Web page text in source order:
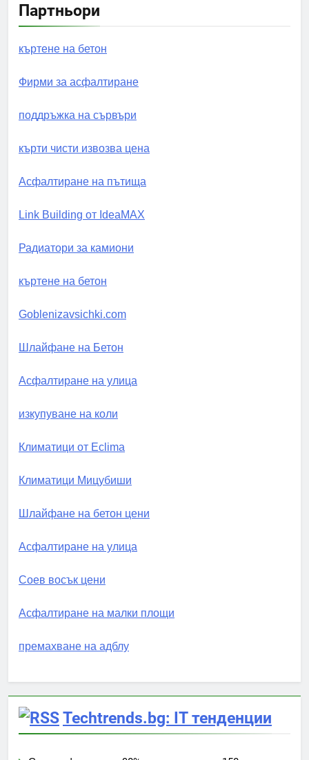
Партньори
къртене на бетон
Фирми за асфалтиране
поддръжка на сървъри
кърти чисти извозва цена
Асфалтиране на пътища
Link Building от IdeaMAX
Радиатори за камиони
къртене на бетон
Goblenizavsichki.com
Шлайфане на Бетон
Асфалтиране на улица
изкупуване на коли
Климатици от Eclima
Климатици Мицубиши
Шлайфане на бетон цени
Асфалтиране на улица
Соев восък цени
Асфалтиране на малки площи
премахване на адблу
Techtrends.bg: IT тенденции